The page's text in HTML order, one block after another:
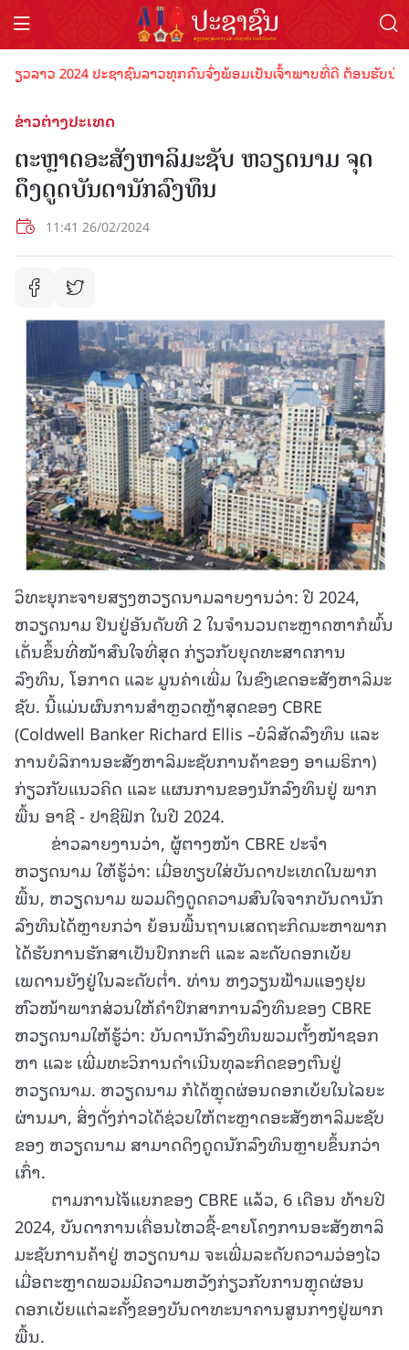
ລາວ 2024 ປະຊາຊົນລາວທຸກຄົນຈົ່ງພ້ອມເປັນເຈົ້າພາບທີ່ດີ ຕ້ອນຮັບນັກ
ຂ່າວຕ່າງປະເທດ
ຕະຫຼາດອະສັງຫາລິມະຊັບ ຫວຽດນາມ ຈຸດ
ດຶງດູດບັນດານັກລົງທຶນ
11:41 26/02/2024
ວິທະຍຸກະຈາຍສຽງຫວຽດນາມລາຍງານວ່າ: ປີ 2024,
ຫວຽດນາມ ຢືນຢູ່ອັນດັບທີ 2 ໃນຈຳນວນຕະຫຼາດຫາກໍພົ້ນ
ເດັ່ນຂຶ້ນທີ່ໜ້າສົນໃຈທີ່ສຸດ ກ່ຽວກັບຍຸດທະສາດການ
ລົງທຶນ, ໂອກາດ ແລະ ມູນຄ່າເພີ່ມ ໃນຂົງເຂດອະສັງຫາລິມະ
ຊັບ. ນີ້ແມ່ນຜົນການສຳຫຼວດຫຼ້າສຸດຂອງ CBRE
(Coldwell Banker Richard Ellis –ບໍລິສັດລົງທຶນ ແລະ
ການບໍລິການອະສັງຫາລິມະຊັບການຄ້າຂອງ ອາເມຣິກາ)
ກ່ຽວກັບແນວຄິດ ແລະ ແຜນການຂອງນັກລົງທຶນຢູ່ ພາກ
ພື້ນ ອາຊີ - ປາຊີຟິກ ໃນປີ 2024.
ຂ່າວລາຍງານວ່າ, ຜູ້ຕາງໜ້າ CBRE ປະຈຳ
ຫວຽດນາມ ໃຫ້ຮູ້ວ່າ: ເມື່ອທຽບໃສ່ບັນດາປະເທດໃນພາກ
ພື້ນ, ຫວຽດນາມ ພວມດຶງດູດຄວາມສົນໃຈຈາກບັນດານັກ
ລົງທຶນໄດ້ຫຼາຍກວ່າ ຍ້ອນພື້ນຖານເສດຖະກິດມະຫາພາກ
ໄດ້ຮັບການຮັກສາເປັນປົກກະຕິ ແລະ ລະດັບດອກເບ້ຍ
ເພດານຍັງຢູ່ໃນລະດັບຕ່ຳ. ທ່ານ ຫງວຽນຟ້າມແອງຢຸຍ
ຫົວໜ້າພາກສ່ວນໃຫ້ຄຳປຶກສາການລົງທຶນຂອງ CBRE
ຫວຽດນາມໃຫ້ຮູ້ວ່າ: ບັນດານັກລົງທຶນພວມຕັ້ງໜ້າຊອກ
ຫາ ແລະ ເພີ່ມທະວິການດຳເນີນທຸລະກິດຂອງຕົນຢູ່
ຫວຽດນາມ. ຫວຽດນາມ ກໍໄດ້ຫຼຸດຜ່ອນດອກເບ້ຍໃນໄລຍະ
ຜ່ານມາ, ສິ່ງດັ່ງກ່າວໄດ້ຊ່ວຍໃຫ້ຕະຫຼາດອະສັງຫາລິມະຊັບ
ຂອງ ຫວຽດນາມ ສາມາດດຶງດູດນັກລົງທຶນຫຼາຍຂຶ້ນກວ່າ
ເກົ່າ.
ຕາມການໄຈ້ແຍກຂອງ CBRE ແລ້ວ, 6 ເດືອນ ທ້າຍປີ
2024, ບັນດາການເຄື່ອນໄຫວຊື້-ຂາຍໂຄງການອະສັງຫາລິ
ມະຊັບການຄ້າຢູ່ ຫວຽດນາມ ຈະເພີ່ມລະດັບຄວາມວ່ອງໄວ
ເມື່ອຕະຫຼາດພວມມີຄວາມຫວັງກ່ຽວກັບການຫຼຸດຜ່ອນ
ດອກເບ້ຍແຕ່ລະຄັ້ງຂອງບັນດາທະນາຄານສູນກາງຢູ່ພາກ
ພື້ນ.